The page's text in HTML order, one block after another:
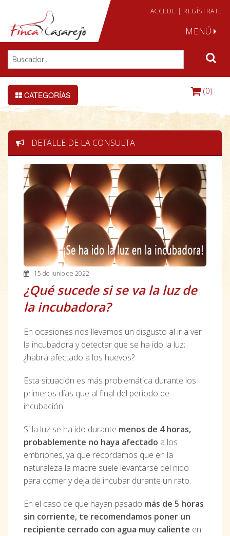
ACCEDE | REGÍSTRATE
MENÚ
CATEGORÍAS (0)
DETALLE DE LA CONSULTA
15 de junio de 2022
¿Qué sucede si se va la luz de
la incubadora?
En ocasiones nos llevamos un disgusto al ir a ver
la incubadora y detectar que se ha ido la luz;
¿habrá afectado a los huevos?
Esta situación es más problemática durante los
primeros días que al final del periodo de
incubación.
Si la luz se ha ido durante menos de 4 horas,
probablemente no haya afectado a los
embriones, ya que recordamos que en la
naturaleza la madre suele levantarse del nido
para comer y deja de incubar durante un rato.
En el caso de que hayan pasado más de 5 horas
sin corriente, te recomendamos poner un
recipiente cerrado con agua muy caliente en